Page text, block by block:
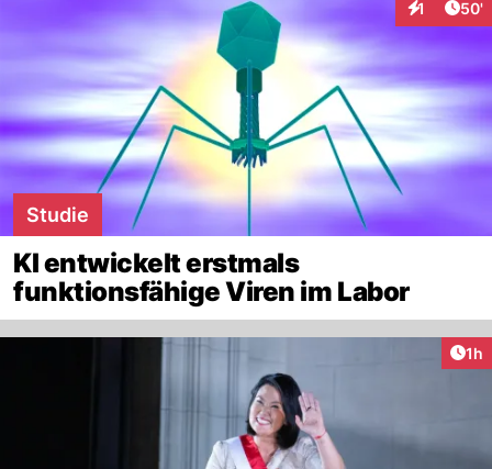
1 50'
Studie
KI entwickelt erstmals
funktionsfähige Viren im Labor
1h